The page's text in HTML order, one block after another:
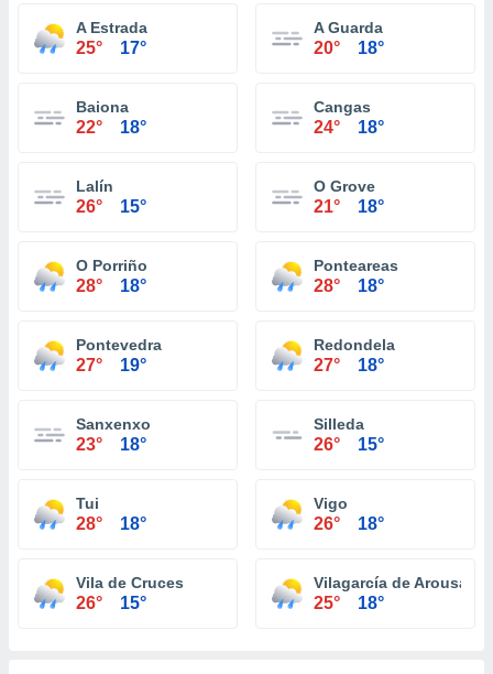
A Estrada
25° 17°
A Guarda
20° 18°
Baiona
22° 18°
Cangas
24° 18°
Lalín
26° 15°
O Grove
21° 18°
O Porriño
28° 18°
Ponteareas
28° 18°
Pontevedra
27° 19°
Redondela
27° 18°
Sanxenxo
23° 18°
Silleda
26° 15°
Tui
28° 18°
Vigo
26° 18°
Vila de Cruces
26° 15°
Vilagarcía de Arousa
25° 18°